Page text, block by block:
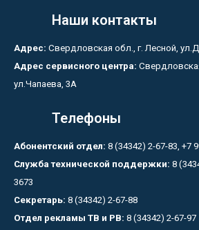
Наши контакты
Адрес: Свердловская обл., г. Лесной,
Адрес сервисного центра:
ул.Чапаева, 3А
Телефоны
Абонентский отдел: 8 (34342) 2-67-83, +7
Служба технической поддержки: 8
3673
Секретарь: 8 (34342) 2-67-88
Отдел рекламы ТВ и РВ: 8 (34342) 2-67-97